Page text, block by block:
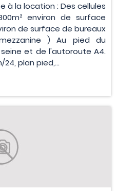
à la location : Des cellules
environ de surface
de surface de bureaux
) Au pied du
et de l'autoroute A4.
plan pied,...